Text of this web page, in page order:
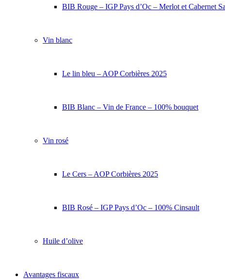
BIB Rouge – IGP Pays d’Oc – Merlot et Cabernet
Vin blanc
Le lin bleu – AOP Corbières 2025
BIB Blanc – Vin de France – 100% bouquet
Vin rosé
Le Cers – AOP Corbières 2025
BIB Rosé – IGP Pays d’Oc – 100% Cinsault
Huile d’olive
Avantages fiscaux